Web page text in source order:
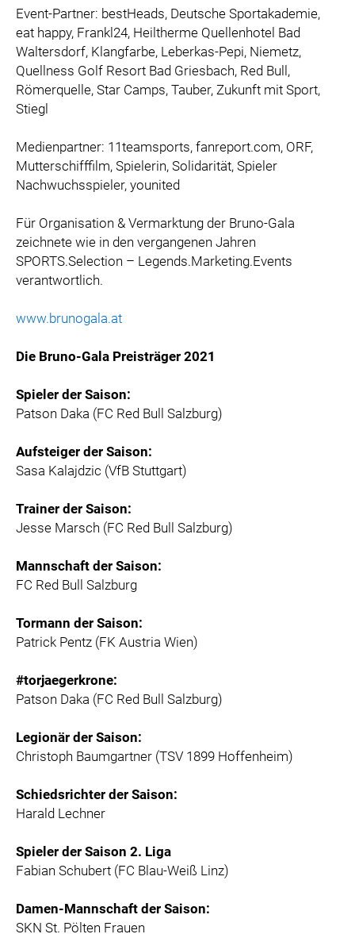
Event-Partner: bestHeads, Deutsche Sportakademie,
eat happy, Frankl24, Heiltherme Quellenhotel Bad
Waltersdorf, Klangfarbe, Leberkas-Pepi, Niemetz,
Quellness Golf Resort Bad Griesbach, Red Bull,
Römerquelle, Star Camps, Tauber, Zukunft mit Sport,
Stiegl
Medienpartner: 11teamsports, fanreport.com, ORF,
Mutterschifffilm, Spielerin, Solidarität, Spieler
Nachwuchsspieler, younited
Für Organisation & Vermarktung der Bruno-Gala
zeichnete wie in den vergangenen Jahren
SPORTS.Selection – Legends.Marketing.Events
verantwortlich.
www.brunogala.at
Die Bruno-Gala Preisträger 2021
Spieler der Saison:
Patson Daka (FC Red Bull Salzburg)
Aufsteiger der Saison:
Sasa Kalajdzic (VfB Stuttgart)
Trainer der Saison:
Jesse Marsch (FC Red Bull Salzburg)
Mannschaft der Saison:
FC Red Bull Salzburg
Tormann der Saison:
Patrick Pentz (FK Austria Wien)
#torjaegerkrone:
Patson Daka (FC Red Bull Salzburg)
Legionär der Saison:
Christoph Baumgartner (TSV 1899 Hoffenheim)
Schiedsrichter der Saison:
Harald Lechner
Spieler der Saison 2. Liga
Fabian Schubert (FC Blau-Weiß Linz)
Damen-Mannschaft der Saison:
SKN St. Pölten Frauen